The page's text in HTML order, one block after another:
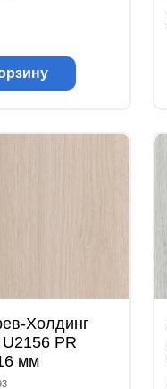
Холдинг
PR
мм